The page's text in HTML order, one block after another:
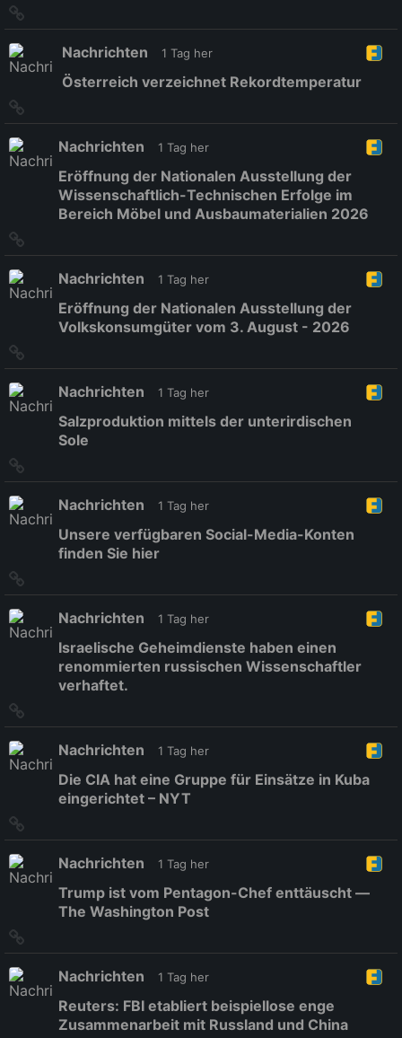
zum
Originalbeitrag
Nachrichten 1 Tag her
Österreich verzeichnet Rekordtemperatur
zum
Originalbeitrag
Nachrichten 1 Tag her
Eröffnung der Nationalen Ausstellung der
Wissenschaftlich-Technischen Erfolge im
Bereich Möbel und Ausbaumaterialien 2026
zum
Originalbeitrag
Nachrichten 1 Tag her
Eröffnung der Nationalen Ausstellung der
Volkskonsumgüter vom 3. August - 2026
zum
Originalbeitrag
Nachrichten 1 Tag her
Salzproduktion mittels der unterirdischen
Sole
zum
Originalbeitrag
Nachrichten 1 Tag her
Unsere verfügbaren Social-Media-Konten
finden Sie hier
zum
Originalbeitrag
Nachrichten 1 Tag her
Israelische Geheimdienste haben einen
renommierten russischen Wissenschaftler
verhaftet.
zum
Originalbeitrag
Nachrichten 1 Tag her
Die CIA hat eine Gruppe für Einsätze in Kuba
eingerichtet – NYT
zum
Originalbeitrag
Nachrichten 1 Tag her
Trump ist vom Pentagon-Chef enttäuscht —
The Washington Post
zum
Originalbeitrag
Nachrichten 1 Tag her
Reuters: FBI etabliert beispiellose enge
Zusammenarbeit mit Russland und China